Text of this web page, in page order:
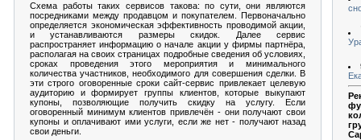
Схема работы таких сервисов такова: по сути, они являются
посредниками между продавцом и покупателем. Первоначально
определяется экономическая эффективность проводимой акции,
и устанавливаются размеры скидок. Далее сервис
распространяет информацию о начале акции у фирмы партнёра,
располагая на своих страницах подробные сведения об условиях,
сроках проведения этого мероприятия и минимального
количества участников, необходимого для совершения сделки. В
эти строго оговоренные сроки сайт-сервис привлекает целевую
аудиторию и формирует группы клиентов, которые выкупают
купоны, позволяющие получить скидку на услугу. Если
оговоренный минимум клиентов привлечён - они получают свои
купоны и оплачивают ими услуги, если же нет - получают назад
свои деньги.